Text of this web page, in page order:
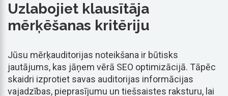
Uzlabojiet klausītāja
mērķēšanas kritēriju
Jūsu mērķauditorijas noteikšana ir būtisks
jautājums, kas jāņem vērā SEO optimizācijā. Tāpēc
skaidri izprotiet savas auditorijas informācijas
vajadzības, pieprasījumu un tiešsaistes raksturu, lai